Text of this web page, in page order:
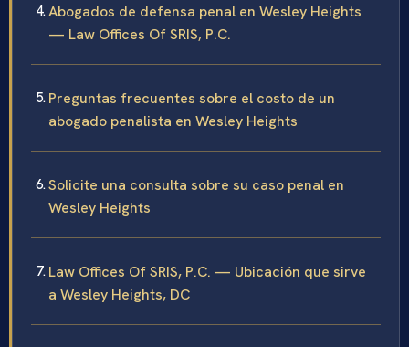
Abogados de defensa penal en Wesley Heights
— Law Offices Of SRIS, P.C.
Preguntas frecuentes sobre el costo de un
abogado penalista en Wesley Heights
Solicite una consulta sobre su caso penal en
Wesley Heights
Law Offices Of SRIS, P.C. — Ubicación que sirve
a Wesley Heights, DC